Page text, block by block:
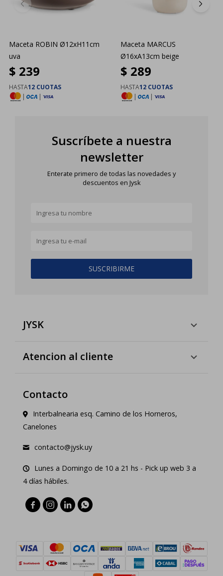
Maceta ROBIN Ø12xH11cm
uva
$ 239
HASTA12 CUOTAS
|
|
Maceta MARCUS
Ø16xA13cm beige
$ 289
HASTA12 CUOTAS
|
|
Suscríbete a nuestra
newsletter
Enterate primero de todas las novedades y
descuentos en Jysk
SUSCRIBIRME
JYSK
Atencion al cliente
Contacto
Interbalnearia esq. Camino de los Horneros,
Canelones
contacto@jysk.uy
Lunes a Domingo de 10 a 21 hs - Pick up web 3 a
4 días hábiles.
   